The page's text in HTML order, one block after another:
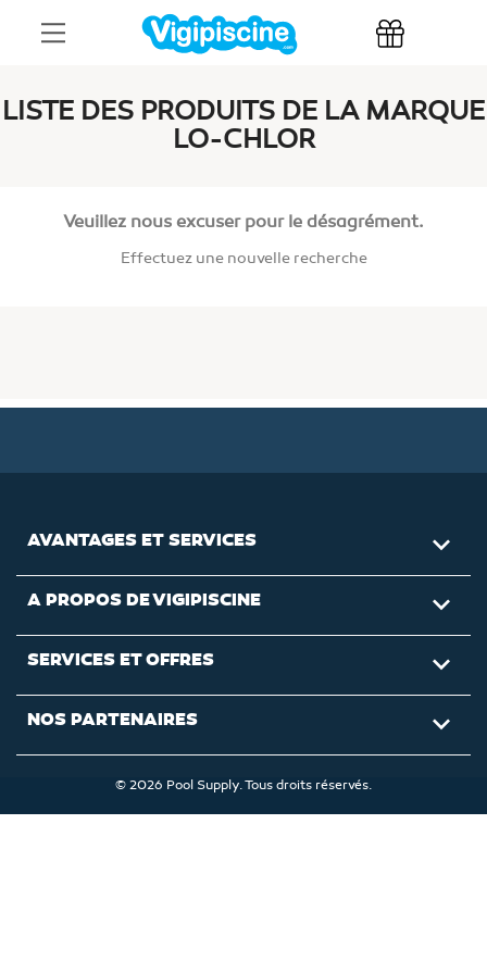
LISTE DES PRODUITS DE LA MARQUE
LO-CHLOR
Veuillez nous excuser pour le désagrément.
Effectuez une nouvelle recherche
AVANTAGES ET SERVICES 
A PROPOS DE VIGIPISCINE 
SERVICES ET OFFRES 
NOS PARTENAIRES 
© 2026 Pool Supply. Tous droits réservés.